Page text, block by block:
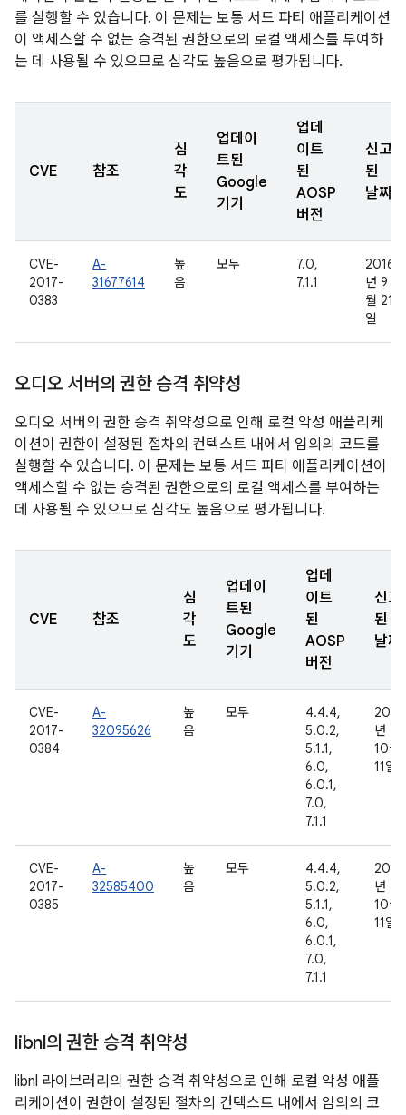
를 실행할 수 있습니다. 이 문제는 보통 서드 파티 애플리케이션
이 액세스할 수 없는 승격된 권한으로의 로컬 액세스를 부여하
는 데 사용될 수 있으므로 심각도 높음으로 평가됩니다.
CVE 참조
심
각
도
업데이
트된
Google
기기
업데
이트
된
AOSP
버전
신고
된
날짜
CVE-
2017-
0383
A-
31677614
높
음
모두
7.0,
7.1.1
2016
년 9
월 21
일
오디오 서버의 권한 승격 취약성
오디오 서버의 권한 승격 취약성으로 인해 로컬 악성 애플리케
이션이 권한이 설정된 절차의 컨텍스트 내에서 임의의 코드를
실행할 수 있습니다. 이 문제는 보통 서드 파티 애플리케이션이
액세스할 수 없는 승격된 권한으로의 로컬 액세스를 부여하는
데 사용될 수 있으므로 심각도 높음으로 평가됩니다.
CVE 참조
심
각
도
업데이
트된
Google
기기
업데
이트
된
AOSP
버전
신고
된
날짜
CVE-
2017-
0384
A-
32095626
높
음
모두
4.4.4,
5.0.2,
5.1.1,
6.0,
6.0.1,
7.0,
7.1.1
2016
년
10월
11일
CVE-
2017-
0385
A-
32585400
높
음
모두
4.4.4,
5.0.2,
5.1.1,
6.0,
6.0.1,
7.0,
7.1.1
2016
년
10월
11일
libnl의 권한 승격 취약성
libnl 라이브러리의 권한 승격 취약성으로 인해 로컬 악성 애플
리케이션이 권한이 설정된 절차의 컨텍스트 내에서 임의의 코